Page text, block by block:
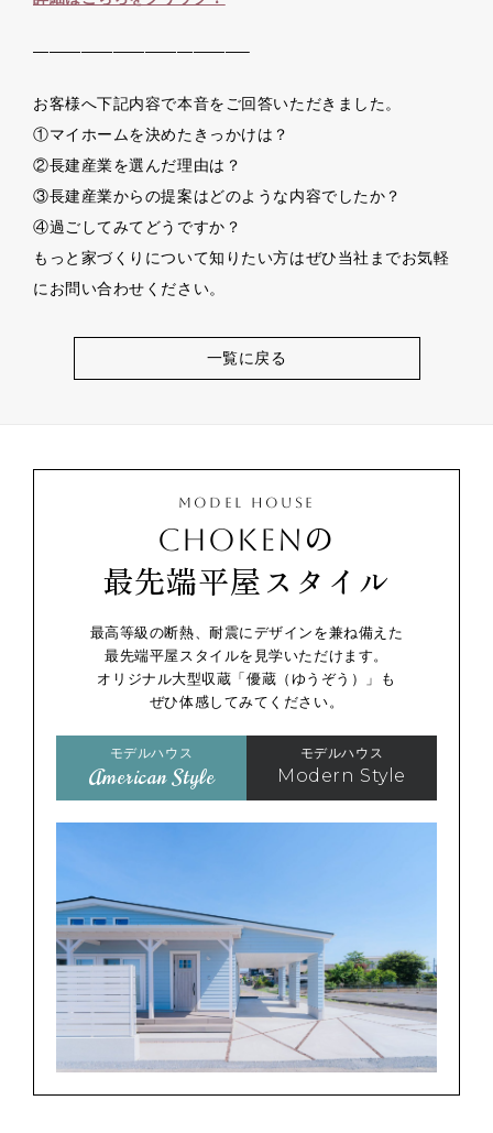
—————————————–
お客様へ下記内容で本音をご回答いただきました。
①マイホームを決めたきっかけは？
②長建産業を選んだ理由は？
③長建産業からの提案はどのような内容でしたか？
④過ごしてみてどうですか？
もっと家づくりについて知りたい方はぜひ当社までお気軽
にお問い合わせください。
一覧に戻る
MODEL HOUSE
CHOKENの
最先端平屋スタイル
最高等級の断熱、耐震にデザインを兼ね備えた
最先端平屋スタイルを見学いただけます。
オリジナル大型収蔵「優蔵（ゆうぞう）」も
ぜひ体感してみてください。
モデルハウス
American Style
モデルハウス
Modern Style